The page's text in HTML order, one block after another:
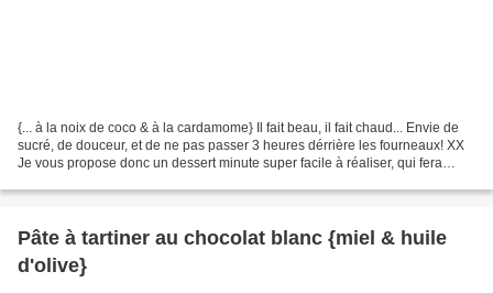
{... à la noix de coco & à la cardamome} Il fait beau, il fait chaud... Envie de
sucré, de douceur, et de ne pas passer 3 heures dérrière les fourneaux! XX
Je vous propose donc un dessert minute super facile à réaliser, qui fera
Pâte à tartiner au chocolat blanc {miel & huile
d'olive}